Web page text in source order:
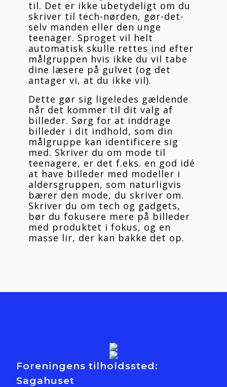
til. Det er ikke ubetydeligt om du
skriver til tech-nørden, gør-det-
selv manden eller den unge
teenager. Sproget vil helt
automatisk skulle rettes ind efter
målgruppen hvis ikke du vil tabe
dine læsere på gulvet (og det
antager vi, at du ikke vil).
Dette gør sig ligeledes gældende
når det kommer til dit valg af
billeder. Sørg for at inddrage
billeder i dit indhold, som din
målgruppe kan identificere sig
med. Skriver du om mode til
teenagere, er det f.eks. en god idé
at have billeder med modeller i
aldersgruppen, som naturligvis
bærer den mode, du skriver om.
Skriver du om tech og gadgets,
bør du fokusere mere på billeder
med produktet i fokus, og en
masse lir, der kan bakke det op.
Foreningens tilholdssted:
Sagahuset